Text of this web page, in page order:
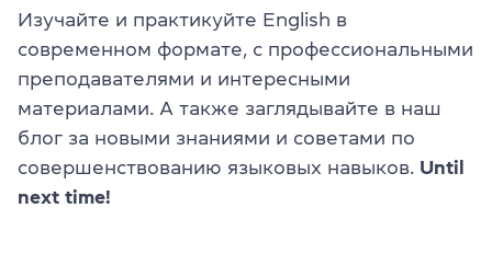
Изучайте и практикуйте English в
современном формате, с профессиональными
преподавателями и интересными
материалами. А также заглядывайте в наш
блог за новыми знаниями и советами по
совершенствованию языковых навыков. Until
next time!